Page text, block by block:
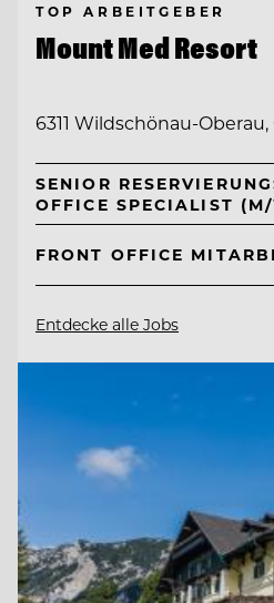
TOP ARBEITGEBER
Mount Med Resort
6311 Wildschönau-
SENIOR
OFFICE SPECIALIST
FRONT OFFICE
Entdecke alle Jobs